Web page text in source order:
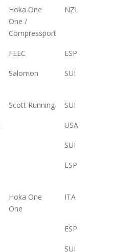
Hoka One
One /
Compressport
NZL
FEEC ESP
Salomon SUI
Scott Running SUI
USA
SUI
ESP
Hoka One
One
ITA
ESP
SUI